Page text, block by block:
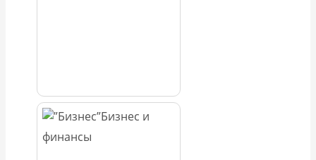
Бизнес и
финансы